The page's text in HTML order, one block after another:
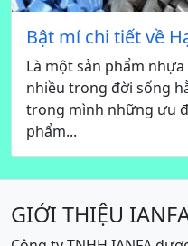
Bật mí chi tiết về
Là một sản phẩm
nhiều trong đời sống
trong mình những ưu
phẩm...
GIỚI THIỆU